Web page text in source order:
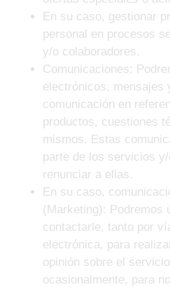
En su caso, gestionar
personal en procesos
y/o colaboradores.
Comunicaciones:
electrónicos, mensajes
comunicación en
productos, cuestiones
mismos. Estas
parte de los servicios
renunciar a ellas.
En su caso,
(Marketing): Podremos
contactarle, tanto por
electrónica, para
opinión sobre el
ocasionalmente, para